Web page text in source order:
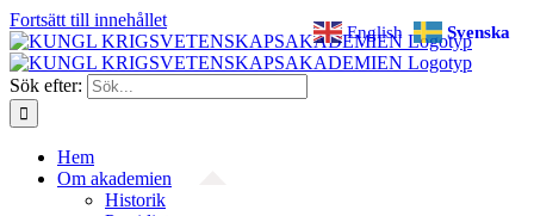
Fortsätt till innehållet
Sök efter:
Hem
Om akademien
Historik
English Svenska